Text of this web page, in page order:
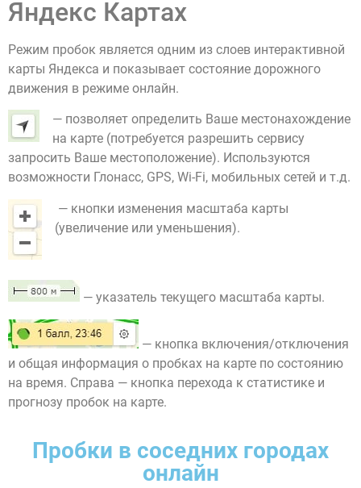
Яндекс Картах
Режим пробок является одним из слоев интерактивной
карты Яндекса и показывает состояние дорожного
движения в режиме онлайн.
— позволяет определить Ваше местонахождение
на карте (потребуется разрешить сервису
запросить Ваше местоположение). Используются
возможности Глонасс, GPS, Wi-Fi, мобильных сетей и т.д.
— кнопки изменения масштаба карты
(увеличение или уменьшения).
— указатель текущего масштаба карты.
— кнопка включения/отключения
и общая информация о пробках на карте по состоянию
на время. Справа — кнопка перехода к статистике и
прогнозу пробок на карте.
Пробки в соседних городах
онлайн